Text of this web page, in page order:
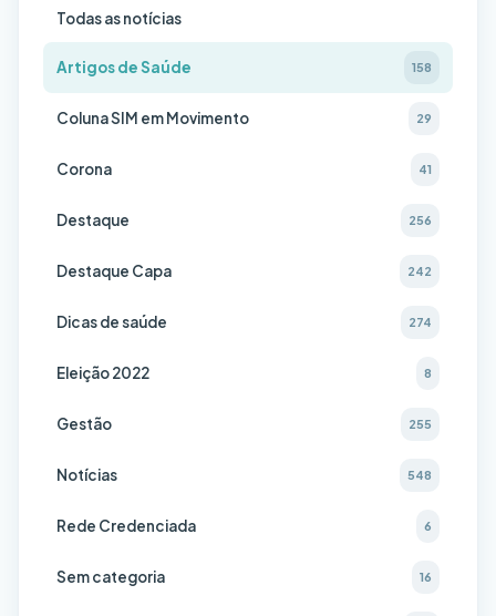
Todas as notícias
Artigos de Saúde 158
Coluna SIM em Movimento 29
Corona 41
Destaque 256
Destaque Capa 242
Dicas de saúde 274
Eleição 2022 8
Gestão 255
Notícias 548
Rede Credenciada 6
Sem categoria 16